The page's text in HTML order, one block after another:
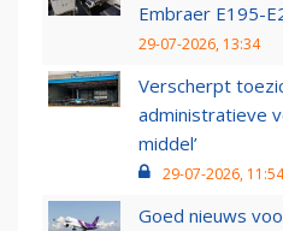
Embraer E195-
29-07-2026, 13:34
Verscherpt
administratieve
middel’
29-07-2026, 11:54
Goed nieuws